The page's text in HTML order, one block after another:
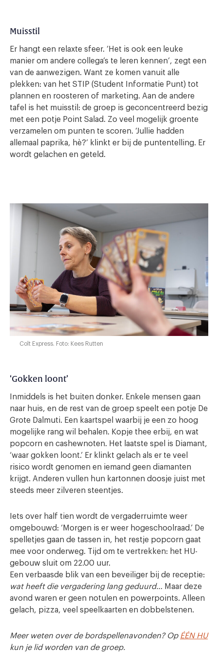
Muisstil
Er hangt een relaxte sfeer. ‘Het is ook een leuke
manier om andere collega’s te leren kennen’, zegt een
van de aanwezigen. Want ze komen vanuit alle
plekken: van het STIP (Student Informatie Punt) tot
plannen en roosteren of marketing. Aan de andere
tafel is het muisstil: de groep is geconcentreerd bezig
met een potje Point Salad. Zo veel mogelijk groente
verzamelen om punten te scoren. ‘Jullie hadden
allemaal paprika, hè?’ klinkt er bij de puntentelling. Er
wordt gelachen en geteld.
Colt Express. Foto: Kees Rutten
‘Gokken loont’
Inmiddels is het buiten donker. Enkele mensen gaan
naar huis, en de rest van de groep speelt een potje De
Grote Dalmuti. Een kaartspel waarbij je een zo hoog
mogelijke rang wil behalen. Kopje thee erbij, en wat
popcorn en cashewnoten. Het laatste spel is Diamant,
‘waar gokken loont.’ Er klinkt gelach als er te veel
risico wordt genomen en iemand geen diamanten
krijgt. Anderen vullen hun kartonnen doosje juist met
steeds meer zilveren steentjes.
Iets over half tien wordt de vergaderruimte weer
omgebouwd: ‘Morgen is er weer hogeschoolraad.’ De
spelletjes gaan de tassen in, het restje popcorn gaat
mee voor onderweg. Tijd om te vertrekken: het HU-
gebouw sluit om 22.00 uur.
Een verbaasde blik van een beveiliger bij de receptie:
wat heeft die vergadering lang geduurd… Maar deze
avond waren er geen notulen en powerpoints. Alleen
gelach, pizza, veel speelkaarten en dobbelstenen.
Meer weten over de bordspellenavonden? Op ÉÉN HU
kun je lid worden van de groep.